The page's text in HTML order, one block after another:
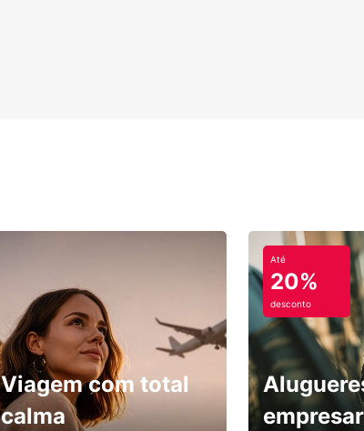
quadrados dedicado à culinária
desde gelado a mozzarella – uma
E os fãs de futebol não podem
estádio San Siro, casa do Milan e do
Seja na cidade ou no campo, o seu
levará onde quiser com total
Com 70 anos de experiência no
líder europeia no aluguer de
informações, visite a nosso site:
Viagem com total
calma
Até
20%
desconto